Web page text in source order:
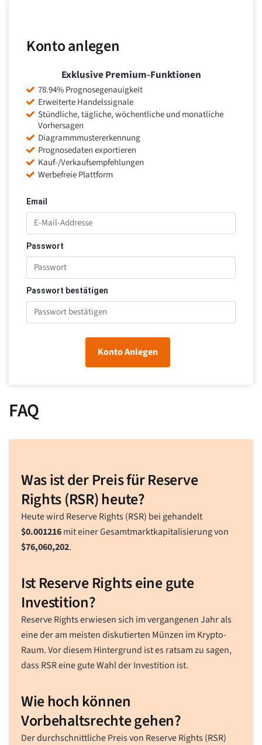
Konto anlegen
Email
Passwort
Passwort bestätigen
Konto Anlegen
Exklusive Premium-Funktionen
78.94% Prognosegenauigkeit
Erweiterte Handelssignale
Stündliche, tägliche, wöchentliche und monatliche
Vorhersagen
Diagrammmustererkennung
Prognosedaten exportieren
Kauf-/Verkaufsempfehlungen
Werbefreie Plattform
FAQ
Was ist der Preis für Reserve
Rights (RSR) heute?
Heute wird Reserve Rights (RSR) bei gehandelt
$0.001216mit einer Gesamtmarktkapitalisierung von
$76,060,202.
Ist Reserve Rights eine gute
Investition?
Reserve Rights erwiesen sich im vergangenen Jahr als
eine der am meisten diskutierten Münzen im Krypto-
Raum. Vor diesem Hintergrund ist es ratsam zu sagen,
dass RSR eine gute Wahl der Investition ist.
Wie hoch können
Vorbehaltsrechte gehen?
Der durchschnittliche Preis von Reserve Rights (RSR)